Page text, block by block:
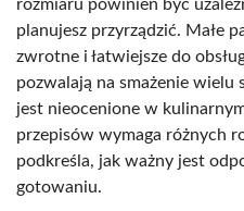
rozmiaru powinien być
planujesz przyrządzić. Małe
zwrotne i łatwiejsze do
pozwalają na smażenie wielu
jest nieocenione w
przepisów wymaga różnych
podkreśla, jak ważny jest
gotowaniu.